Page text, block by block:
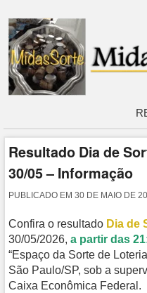
Resultado Dia de
30/05 – Informação
PUBLICADO EM30 DE MAIO DE
Confira o resultado Dia de
30/05/2026,a partir das
“Espaço da Sorte de
São Paulo/SP, sob a
Caixa Econômica Federal.